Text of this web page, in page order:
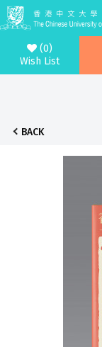
(0)
Wish List
BACK